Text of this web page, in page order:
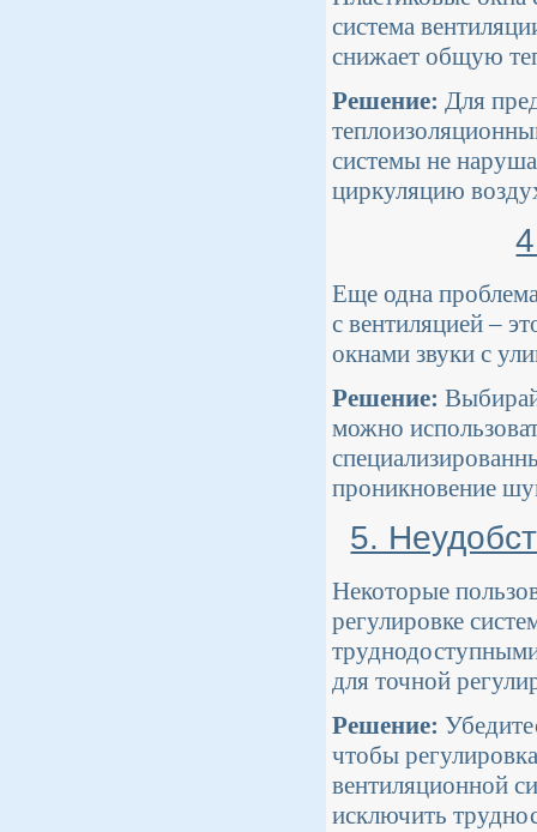
система
снижает общую
Решение: Для
системы не
циркуляцию
Еще одна
с вентиляцией –
окнами звуки с
Решение:
можно
проникновение
5.
Некоторые
регулировке
для точной
Решение:
чтобы
вентиляционной
исключить